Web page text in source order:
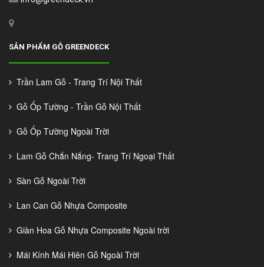
SẢN PHẨM GỖ GREENDECK
Trần Lam Gỗ - Trang Trí Nội Thất
Gỗ Ốp Tường - Trần Gỗ Nội Thất
Gỗ Ốp Tường Ngoài Trời
Lam Gỗ Chắn Nắng- Trang Trí Ngoại Thất
Sàn Gỗ Ngoài Trời
Lan Can Gỗ Nhựa Composite
Giàn Hoa Gỗ Nhựa Composite Ngoài trời
Mái Kính Mái Hiên Gỗ Ngoài Trời